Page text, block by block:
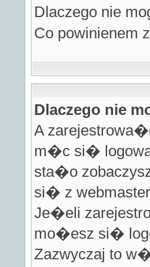
Dlaczego nie
Co
Dlaczego nie
A
m�c si�
sta�o
si� z
Je�eli
mo�esz si�
Zazwyczaj to